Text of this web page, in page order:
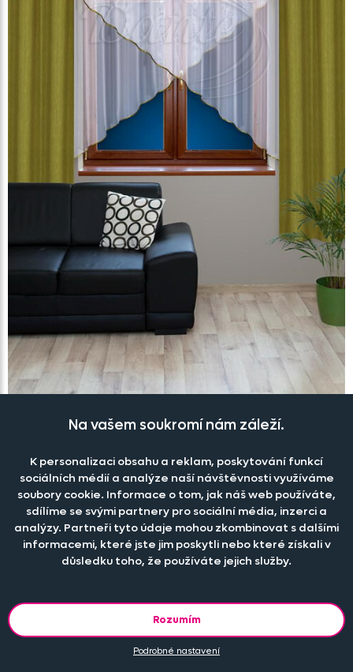
Závěsový komplet GRAND zelený
1 599 Kč
Na vašem soukromí nám záleží.
K personalizaci obsahu a reklam, poskytování funkcí
sociálních médií a analýze naší návštěvnosti využíváme
soubory cookie. Informace o tom, jak náš web používáte,
sdílíme se svými partnery pro sociální média, inzerci a
analýzy. Partneři tyto údaje mohou zkombinovat s dalšími
informacemi, které jste jim poskytli nebo které získali v
důsledku toho, že používáte jejich služby.
Rozumím
Podrobné nastavení